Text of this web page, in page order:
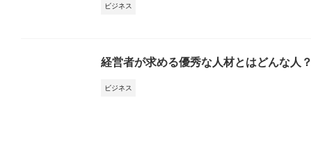
ビジネス
経営者が求める優秀な人材とはどんな人？
ビジネス